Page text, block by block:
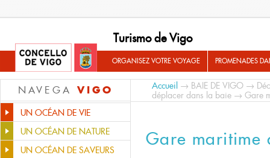
Turismo de Vigo
ORGANISEZ VOTRE VOYAGE PROMENADES
NAVEGA VIGO
UN OCÉAN DE VIE
UN OCÉAN DE NATURE
UN OCÉAN DE SAVEURS
Accueil → BAIE DE VIGO →
déplacer dans la baie → Gare
Gare maritime